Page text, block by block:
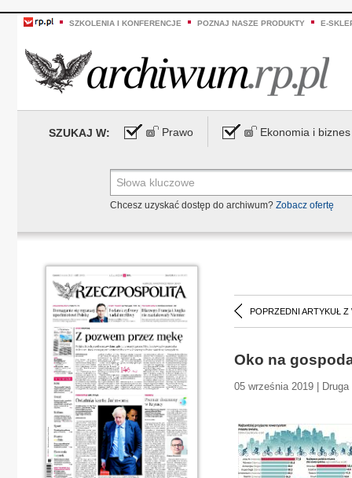
SZKOLENIA I KONFERENCJE POZNAJ NASZE PRODUKTY E-
SZUKAJ W: Prawo Ekonomia i biznes
Chcesz uzyskać dostęp do archiwum? Zobacz ofertę
POPRZEDNI ARTYKUŁ Z
Oko na
05 września 2019 | Druga